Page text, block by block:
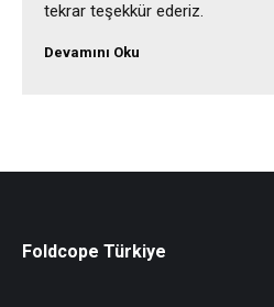
tekrar teşekkür ederiz.
Devamını Oku
Foldcope Türkiye